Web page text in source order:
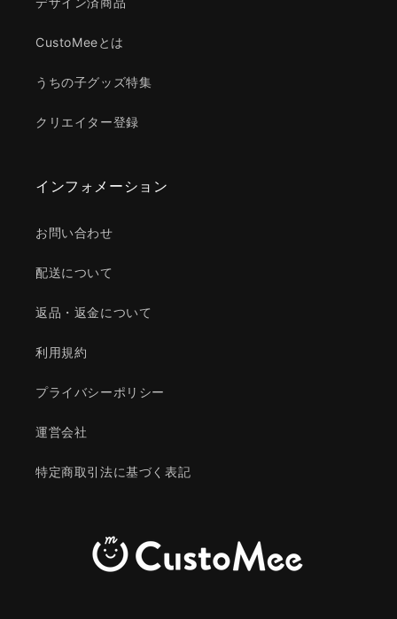
CustoMeeとは
うちの子グッズ特集
クリエイター登録
インフォメーション
お問い合わせ
配送について
返品・返金について
利用規約
プライバシーポリシー
運営会社
特定商取引法に基づく表記